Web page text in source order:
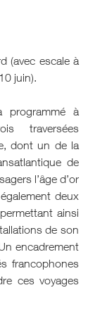
(avec escale à
juin).
programmé à
traversées
dont un de la
de
l’âge d’or
deux
ainsi
de son
encadrement
francophones
ces voyages